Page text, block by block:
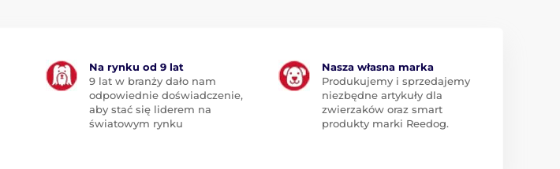
Na rynku od 9 lat
9 lat w branży dało nam
odpowiednie doświadczenie,
aby stać się liderem na
światowym rynku
Nasza własna marka
Produkujemy i sprzedajemy
niezbędne artykuły dla
zwierzaków oraz smart
produkty marki Reedog.